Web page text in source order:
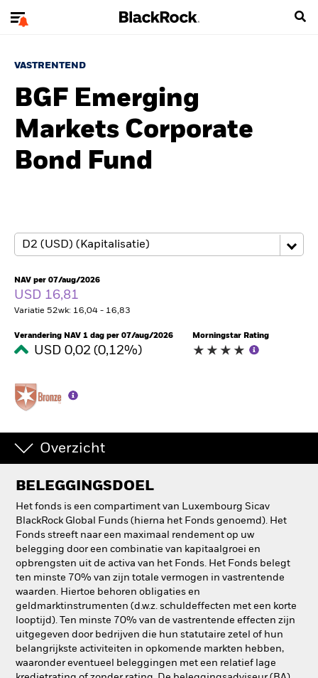
VASTRENTEND
BGF Emerging
Markets Corporate
Bond Fund
NAV per 07/aug/2026
USD 16,81
Variatie 52wk: 16,04 - 16,83
Verandering NAV 1 dag per 07/aug/2026
USD 0,02 (0,12%)
Morningstar Rating
Overzicht
BELEGGINGSDOEL
Het fonds is een compartiment van Luxembourg Sicav
BlackRock Global Funds (hierna het Fonds genoemd). Het
Fonds streeft naar een maximaal rendement op uw
belegging door een combinatie van kapitaalgroei en
opbrengsten uit de activa van het Fonds. Het Fonds belegt
ten minste 70% van zijn totale vermogen in vastrentende
waarden. Hiertoe behoren obligaties en
geldmarktinstrumenten (d.w.z. schuldeffecten met een korte
looptijd). Ten minste 70% van de vastrentende effecten zijn
uitgegeven door bedrijven die hun statutaire zetel of hun
belangrijkste activiteiten in opkomende markten hebben,
waaronder eventueel beleggingen met een relatief lage